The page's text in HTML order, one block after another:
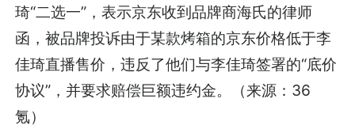
琦“二选一”，表示京东收到品牌商海氏的律师
函，被品牌投诉由于某款烤箱的京东价格低于李
佳琦直播售价，违反了他们与李佳琦签署的“底价
协议”，并要求赔偿巨额违约金。（来源：36
氪）